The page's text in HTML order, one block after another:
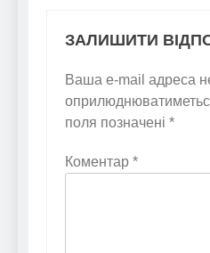
ЗАЛИШИТИ
Ваша e-mail адреса
поля позначені *
Коментар *